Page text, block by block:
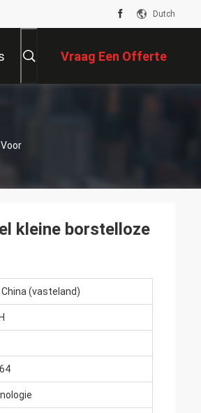
Dutch
Vraag Een Offerte
kleine borstelloze
(vasteland)